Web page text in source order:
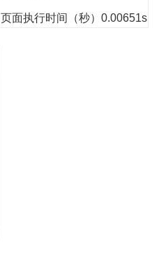
页面执行时间（秒） 0.00651s